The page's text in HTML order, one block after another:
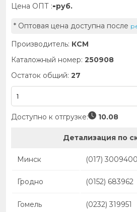
Цена ОПТ :-руб.
* Оптовая цена доступна после
Производитель: КСМ
Каталожный номер: 250908
Остаток общий: 27
Доступно к отгрузке: 10.08
Детализация по
Минск (017) 3009400
Гродно (0152) 683962
Гомель (0232) 319951